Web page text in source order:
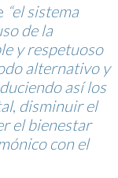
“el sistema
de la
y respetuoso
alternativo y
así los
, disminuir el
el bienestar
con el